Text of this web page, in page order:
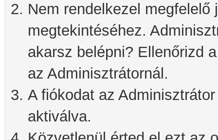
Nem rendelkezel megfelelő
megtekintéséhez.
akarsz belépni? Ellenőrizd
az Adminisztrátornál.
A fiókodat az
aktiválva.